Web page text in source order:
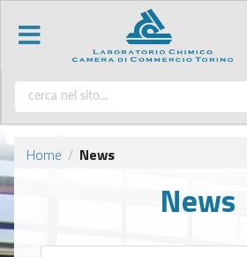
Home / News
News